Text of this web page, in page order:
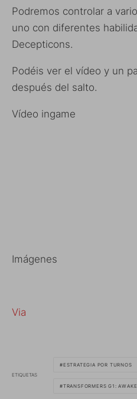
Podremos controlar a
uno con diferentes
Decepticons.
Podéis ver el vídeo y un
después del salto.
Vídeo ingame
Imágenes
Via
ETIQUETAS
ESTRATEGIA POR TURNOS
TRANSFORMERS G1: